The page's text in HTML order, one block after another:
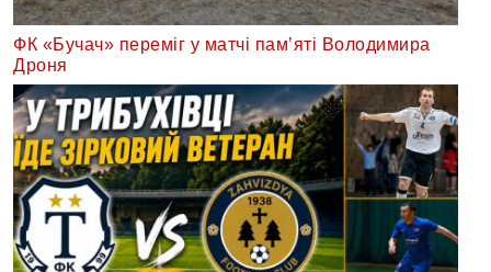
ФК «Бучач» переміг у матчі пам’яті Володимира
Дроня